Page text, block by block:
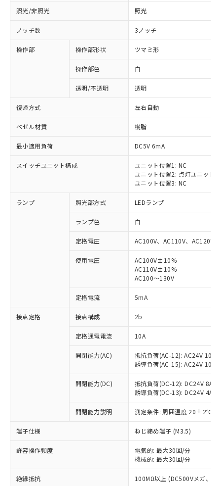
照光/非照光 照光
ノッチ数 3ノッチ
操作部 操作部形状 ツマミ形
操作部色 白
透明/不透明 透明
復帰方式 左右自動
ベゼル材質 樹脂
最小適用負荷 DC5V 6mA
スイッチユニット構成
ユニット位置1: NC
ユニット位置2: 点灯ユニット
ユニット位置3: NC
ランプ 照光部方式 LEDランプ
ランプ色 白
定格電圧 AC100V、AC110V、AC120V
使用電圧
AC100V±10%
AC110V±10%
AC100～130V
定格電流 5mA
接点定格 接点構成 2b
定格通電電流 10A
開閉能力(AC)
抵抗負荷(AC-12): AC24V 10A/
誘導負荷(AC-15): AC24V
開閉能力(DC)
抵抗負荷(DC-12): DC24V 8A/
誘導負荷(DC-13): DC24V 4A/
開閉能力説明 測定条件: 周囲温度 20±2℃、
端子仕様 ねじ締め端子 (M3.5)
許容操作頻度
電気的: 最大30回/分
機械的: 最大30回/分
絶縁抵抗 100MΩ以上 (DC500Vメガ、点
ご利用条件
以下の条件をお読みいただき、同意のうえ
ご利用ください。
商品の当社在庫状況および標準価格
(税抜)を提供させていただくもので
当社制御機器事業取扱商品の中には、
本サービスの対象外となる商品もある
ことをご了承ください。
在庫状況および標準価格照会結果は、
記載している更新日時点での社内デー
タに基づき作成されるものであり、閲
覧された時点での実際の在庫および標
※1 対応状況
対応済み：EU RoHS指令（10物質）の
非含有に対応した製品が提供可能な商品で
対応予定：EU RoHS指令（10物質）の非含
有に対応した製品に切り替える予定のある
対応予定なし：EU RoHS指令（10物質）の
非含有に非対応の商品で、対応品を出す予
調査・確認中：EU RoHS指令（10物質）の
非含有の対応状況を調査中または確認中の
非該当品：ライセンス料など無形物で、有
害物質有無と関係のない商品です。
仕入先様の事情により、非含有部品として
いたものが、含有品と判明した場合などや
むを得ず変更することがあります。
ミウム(Cd) 100ppm以下、
※1 中国RoHS○×表
「○」：最大均質材料含有率が中国RoHSの
基準値以下であることを示します。
「×」：最大均質材料含有率が中国RoHSの
基準値を超えていることを示します。
「－」：未確認です。当社販売部門へお問
い合わせください。
*中国RoHS10物質の基準値 (GB/T26572)：
Pb(鉛) :1000ppm、 Hg(水銀) : 1000ppm、 Cd(カドミウ
当社は、これら貴社製品のうち、外国
為替および外国貿易法に定める商品
（以下｢規制貨物等」という）を輸出
または国外への提供する場合は、日本
国政府の輸出許可(または役務取引許